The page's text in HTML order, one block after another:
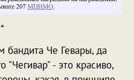
бандита Че Гевары, да
"Чегивар" - это красиво,